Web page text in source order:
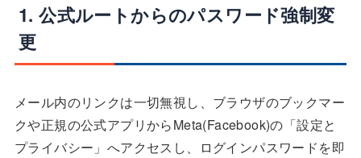
1. 公式ルートからのパスワード強制変
更
メール内のリンクは一切無視し、ブラウザのブックマー
クや正規の公式アプリからMeta(Facebook)の「設定と
プライバシー」へアクセスし、ログインパスワードを即